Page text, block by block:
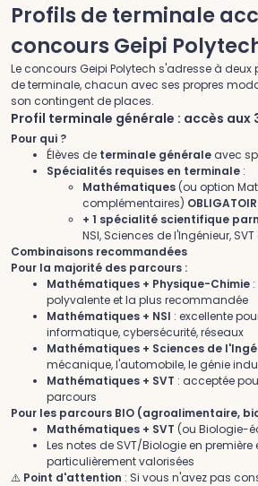
Profils de terminale
concours Geipi
Le concours Geipi Polytech s'adresse à
de terminale, chacun avec ses propres
son contingent de places.
Profil terminale générale : accès aux
Pour qui ?
Élèves de terminale généraleavec
Spécialités requises en terminale :
Mathématiques (ou option
complémentaires)
+ 1 spécialité scientifique
NSI, Sciences de l'Ingénieur,
Combinaisons recommandées
Pour la majorité des parcours :
Mathématiques + Physique-Chimie
polyvalente et la plus recommandée
Mathématiques + NSI : excellente
informatique, cybersécurité, réseaux
Mathématiques + Sciences de
mécanique, l'automobile, le génie
Mathématiques + SVT : acceptée
parcours
Pour les parcours BIO (agroalimentaire,
Mathématiques + SVT (ou Biologie-
Les notes de SVT/Biologie en
particulièrement valorisées
⚠️ Point d'attention : Si vous n'avez pas